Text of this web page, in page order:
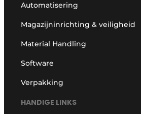
Automatisering
Magazijninrichting & veiligheid
Material Handling
Software
Verpakking
HANDIGE LINKS